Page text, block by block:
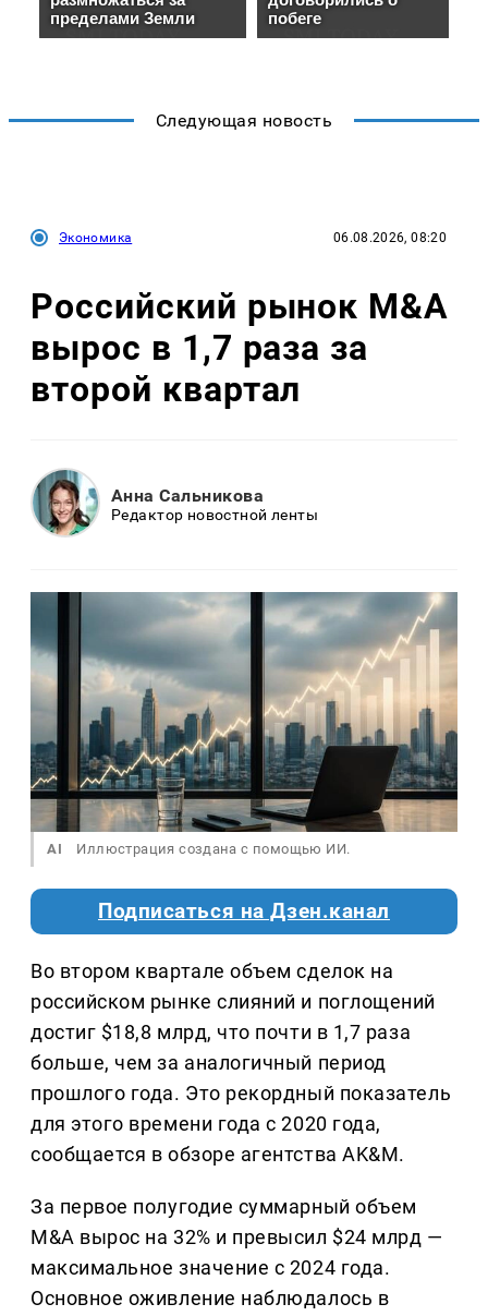
Следующая новость
Экономика 06.08.2026, 08:20
Российский рынок M&A
вырос в 1,7 раза за
второй квартал
Анна Сальникова
Редактор новостной ленты
AI Иллюстрация создана с помощью ИИ.
Подписаться на Дзен.канал
Во втором квартале объем сделок на
российском рынке слияний и поглощений
достиг $18,8 млрд, что почти в 1,7 раза
больше, чем за аналогичный период
прошлого года. Это рекордный показатель
для этого времени года с 2020 года,
сообщается в обзоре агентства AK&M.
За первое полугодие суммарный объем
M&A вырос на 32% и превысил $24 млрд —
максимальное значение с 2024 года.
Основное оживление наблюдалось в